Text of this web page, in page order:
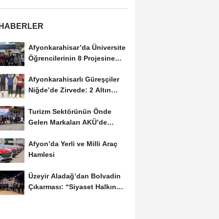
Afyonkarahisar’da Üniversite
Öğrencilerinin 8 Projesine
Afyonkarahisarlı Güreşçiler
Niğde’de Zirvede: 2 Altın
Turizm Sektörünün Önde
Gelen Markaları AKÜ’de
Afyon’da Yerli ve Milli Araç
Hamlesi
Üzeyir Aladağ’dan Bolvadin
Çıkarması: “Siyaset Halkın